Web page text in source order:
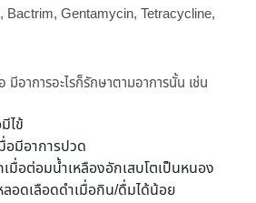
Bactrim, Gentamycin, Tetracycline,
มีอาการอะไรก็รักษาตามอาการนั้น เช่น
ไข้
อมีอาการปวด
เมื่อต่อมน้ำเหลืองอักเสบโตเป็นหนอง
ลอดเลือดดำเมื่อกิน/ดื่มได้น้อย